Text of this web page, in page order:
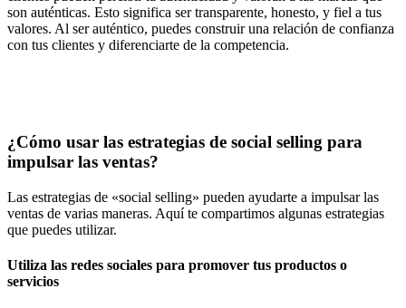
son auténticas. Esto significa ser transparente, honesto, y fiel a tus
valores. Al ser auténtico, puedes construir una relación de confianza
con tus clientes y diferenciarte de la competencia.
¿Cómo usar las estrategias de social selling para
impulsar las ventas?
Las estrategias de «social selling» pueden ayudarte a impulsar las
ventas de varias maneras. Aquí te compartimos algunas estrategias
que puedes utilizar.
Utiliza las redes sociales para promover tus productos o
servicios